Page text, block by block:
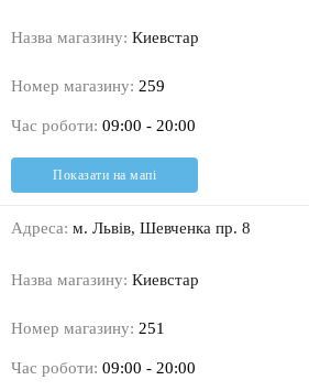
Назва магазину: Киевстар
Номер магазину: 259
Час роботи: 09:00 - 20:00
Показати на мапі
Адреса: м. Львів, Шевченка пр. 8
Назва магазину: Киевстар
Номер магазину: 251
Час роботи: 09:00 - 20:00